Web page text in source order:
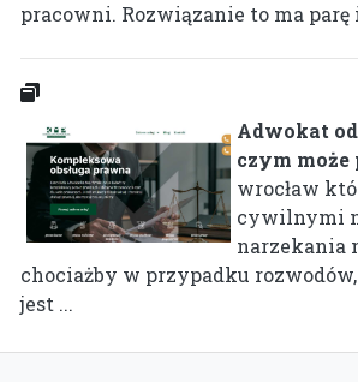
pracowni. Rozwiązanie to ma
Adwokat
czym może
wrocław
cywilnymi
narzekania
chociażby w przypadku
jest ...